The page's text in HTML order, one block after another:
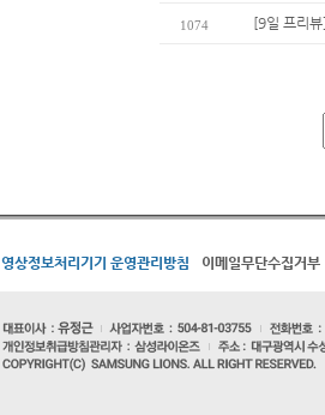
1074 [9일 프리
영상정보처리기기 운영관리방침 이메일무단수집거부